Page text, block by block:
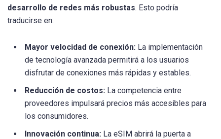
desarrollo de redes más robustas. Esto podría
traducirse en:
Mayor velocidad de conexión: La implementación
de tecnología avanzada permitirá a los usuarios
disfrutar de conexiones más rápidas y estables.
Reducción de costos: La competencia entre
proveedores impulsará precios más accesibles para
los consumidores.
Innovación continua: La eSIM abrirá la puerta a